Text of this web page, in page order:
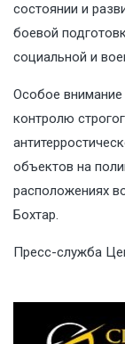
состоянии и
боевой
социальной и
Особое внимание
контролю
объектов на
расположениях
Бохтар.
Пресс-служба